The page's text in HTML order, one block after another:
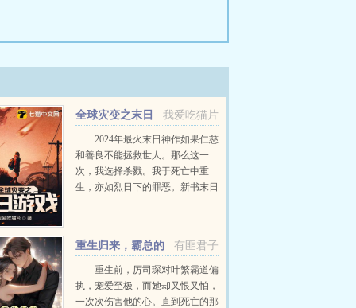
我爱吃猫片
全球灾变之末日
游戏2024年最火末日神作如果仁慈
和善良不能拯救世人。那么这一
次，我选择杀戮。我于死亡中重
生，亦如烈日下的罪恶。新书末日
有匪君子
重生归来，霸总的
白月光杀疯了
重生前，厉司琛对叶繁霸道偏
执，宠爱至极，而她却又恨又怕，
一次次伤害他的心。直到死亡的那